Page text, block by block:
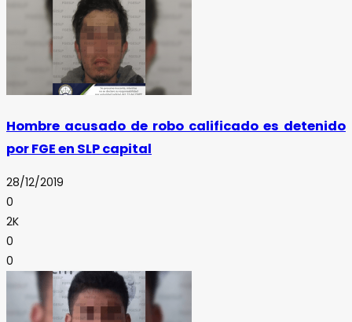
Hombre acusado de robo calificado es detenido
por FGE en SLP capital
28/12/2019
0
2K
0
0